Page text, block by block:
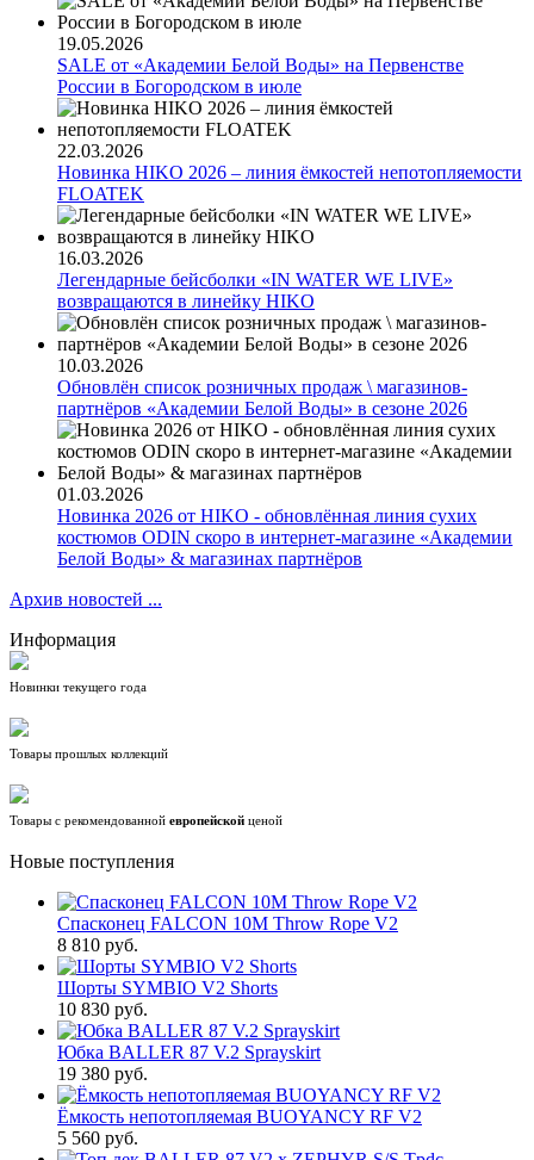
19.05.2026
SALE от «Академии Белой Воды» на Первенстве
России в Богородском в июле
22.03.2026
Новинка HIKO 2026 – линия ёмкостей непотопляемости
FLOATEK
16.03.2026
Легендарные бейсболки «IN WATER WE LIVE»
возвращаются в линейку HIKO
10.03.2026
Обновлён список розничных продаж \ магазинов-
партнёров «Академии Белой Воды» в сезоне 2026
01.03.2026
Новинка 2026 от HIKO - обновлённая линия сухих
костюмов ODIN скоро в интернет-магазине «Академии
Белой Воды» & магазинах партнёров
Архив новостей ...
Информация
Новинки текущего года
Товары прошлых коллекций
Товары с рекомендованной европейской ценой
Новые поступления
Спасконец FALCON 10M Throw Rope V2
8 810 руб.
Шорты SYMBIO V2 Shorts
10 830 руб.
Юбка BALLER 87 V.2 Sprayskirt
19 380 руб.
Ёмкость непотопляемая BUOYANCY RF V2
5 560 руб.